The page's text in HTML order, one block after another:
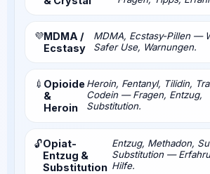
💜MDMA /
Ecstasy
MDMA, Ecstasy-Pillen —
Safer Use, Warnungen.
💉 Opioide
&
Heroin
Heroin, Fentanyl, Tilidin,
Codein — Fragen, Entzug,
Substitution.
🔓Opiat-
Entzug &
Substitution
Entzug, Methadon,
Substitution —
Hilfe.